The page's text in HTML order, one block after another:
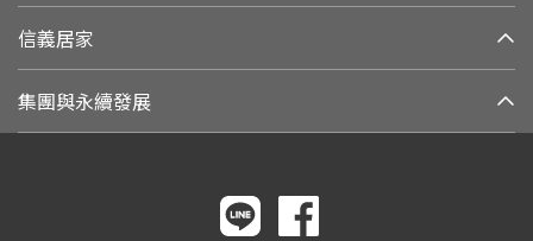
信義居家
集團與永續發展